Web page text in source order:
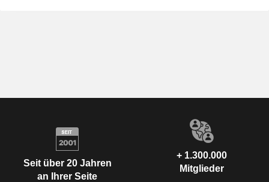
Seit über 20 Jahren
an Ihrer Seite
+ 1.300.000
Mitglieder